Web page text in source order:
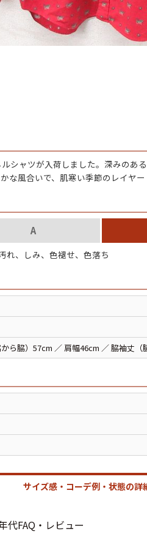
パンツ
スウ
半袖
Tシ
パン
バンド
シャツが入荷しました。深みの
な風合いで、肌寒い季節のレイヤー
A
れ、しみ、色褪せ、色落ち
ら脇）57cm ／ 肩幅46cm ／ 脇袖丈（
サイズ感・コーデ例・状態の
代FAQ・レビュー